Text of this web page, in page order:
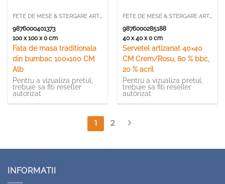
FETE DE MESE & STERGARE ARTIZANALE
9876000401373
100 x 100 x 0 cm
Fata de masa traditionala
din bumbac 100×100 CM
Alb
Pentru a vizualiza pretul,
trebuie sa fiti reseller
autorizat
FETE DE MESE & STERGARE ARTIZANALE
9876000285188
40 x 40 x 0 cm
Servetel artizanat 40×40
CM Crem/Rosu, 80 % bbc,
20 % acril
Pentru a vizualiza pretul,
trebuie sa fiti reseller
autorizat
1 2
INFORMATII